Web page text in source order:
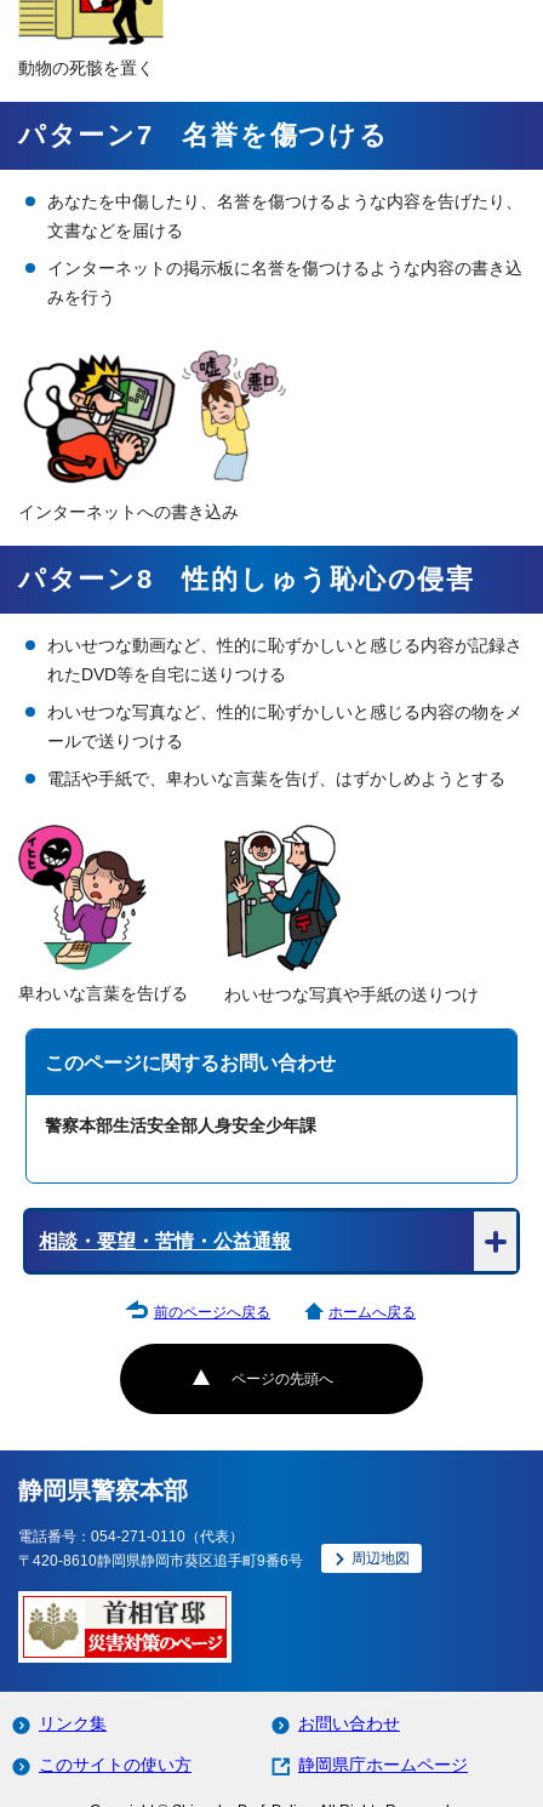
動物の死骸を置く
パターン7 名誉を傷つける
あなたを中傷したり、名誉を傷つけるような内容を告げたり、
文書などを届ける
インターネットの掲示板に名誉を傷つけるような内容の書き込
みを行う
インターネットへの書き込み
パターン8 性的しゅう恥心の侵害
わいせつな動画など、性的に恥ずかしいと感じる内容が記録さ
れたDVD等を自宅に送りつける
わいせつな写真など、性的に恥ずかしいと感じる内容の物をメ
ールで送りつける
電話や手紙で、卑わいな言葉を告げ、はずかしめようとする
卑わいな言葉を告げる わいせつな写真や手紙の送りつけ
このページに関するお問い合わせ
警察本部生活安全部人身安全少年課
相談・要望・苦情・公益通報
ページの先頭へ
前のページへ戻る ホームへ戻る
静岡県警察本部
電話番号：054-271-0110（代表）
〒420-8610静岡県静岡市葵区追手町9番6号
周辺地図
リンク集 お問い合わせ
このサイトの使い方 静岡県庁ホームページ